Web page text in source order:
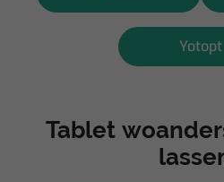
Yotopt
Tablet